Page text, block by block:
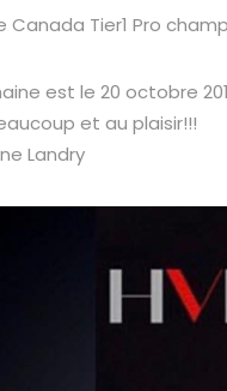
Canada Tier1 Pro
est le 20 octobre
et au plaisir!!!
Landry